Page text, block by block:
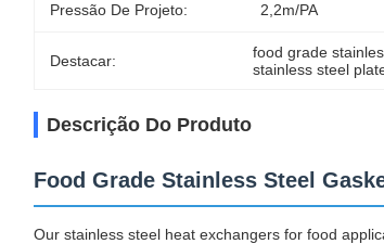
Pressão De Projeto: 2,2m/PA
Destacar: food grade
stainless steel
Descrição Do Produto
Food Grade Stainless Steel
Our stainless steel heat exchangers for food